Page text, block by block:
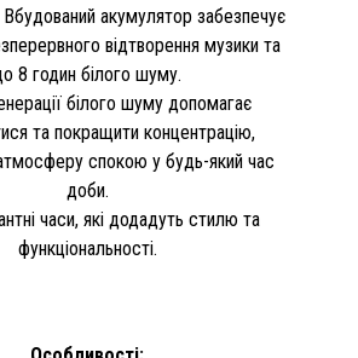
акумулятор забезпечує
відтворення музики та
8 годин білого шуму.
білого шуму допомагає
та покращити концентрацію,
спокою у будь-який час
доби.
часи, які додадуть стилю та
функціональності.